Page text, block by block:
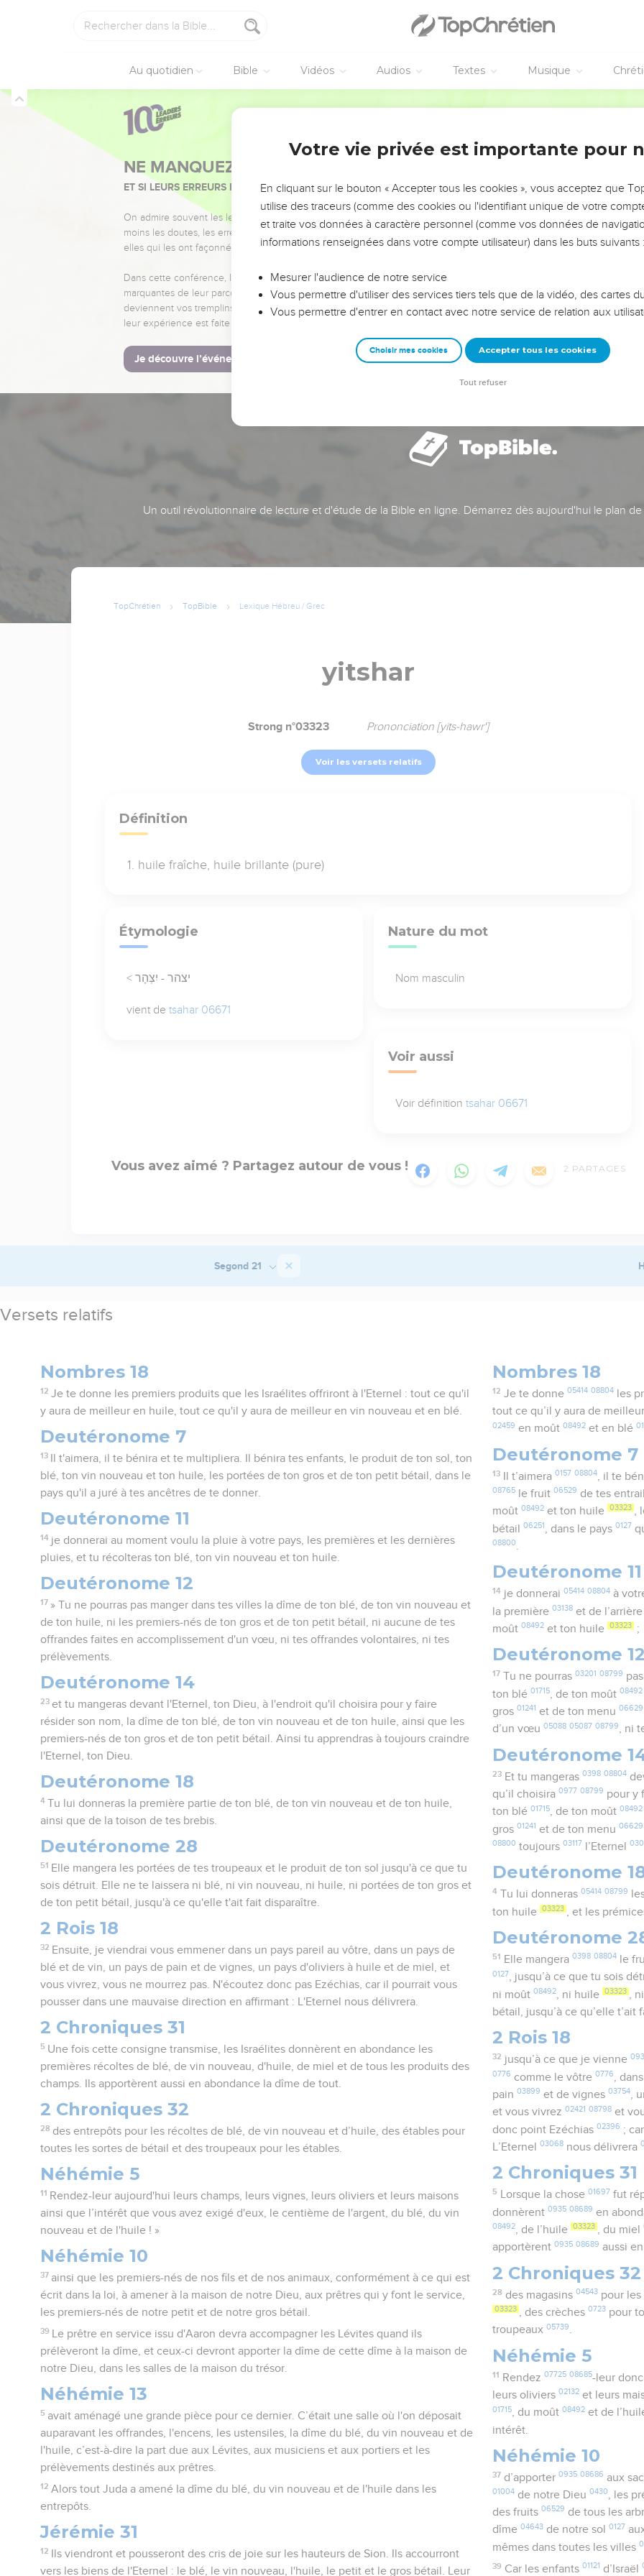
Au quotidien Bible Vidéos Audios Textes Musique
NE MANQUEZ PAS L’ÉVÉNEMENT DE L’ANNÉE !
ET SI LEURS ERREURS POUVAIENT VOUS ÉVITER LES VOTRES ?
On admire souvent les leaders pour leurs réussites, leur impact, leur foi ou leur vision. Mais on voit
moins les doutes, les erreurs et les saisons difficiles qu'ils ont traversés, alors même que ce sont
elles qui les ont façonnés.
Dans cette conférence, leaders, entrepreneurs, et responsables reviennent sur les erreurs
marquantes de leur parcours et les clés pour avancer avec plus de sagesse afin que leurs erreurs
deviennent vos tremplins. Que vous guidiez un ministère, une équipe, un groupe ou une famille,
leur expérience est faite pour vous.
Je découvre l’événement
Un outil révolutionnaire de lecture et d'étude de la Bible en ligne. Démarrez dès aujourd'hui le plan
TopChrétien TopBible Lexique Hébreu / Grec
yitshar
Strong n°03323 Prononciation [yits-hawr']
Voir les versets relatifs
Définition
huile fraîche, huile brillante (pure)
Étymologie
< יצהר - יִצְהָר
vient de tsahar 06671
Nature du mot
Nom masculin
Voir aussi
Voir définition tsahar 06671
Vous avez aimé ? Partagez autour de vous ! 2 PARTAGES
Segond 21
Versets relatifs
Nombres 18
12 Je te donne les premiers produits que les Israélites offriront à l'Eternel : tout ce qu'il
y aura de meilleur en huile, tout ce qu'il y aura de meilleur en vin nouveau et en blé.
Deutéronome 7
13
Il t'aimera, il te bénira et te multipliera. Il bénira tes enfants, le produit de ton sol, ton
blé, ton vin nouveau et ton huile, les portées de ton gros et de ton petit bétail, dans le
pays qu'il a juré à tes ancêtres de te donner.
Deutéronome 11
14 je donnerai au moment voulu la pluie à votre pays, les premières et les dernières
pluies, et tu récolteras ton blé, ton vin nouveau et ton huile.
Deutéronome 12
17 » Tu ne pourras pas manger dans tes villes la dîme de ton blé, de ton vin nouveau et
de ton huile, ni les premiers-nés de ton gros et de ton petit bétail, ni aucune de tes
offrandes faites en accomplissement d'un vœu, ni tes offrandes volontaires, ni tes
prélèvements.
Deutéronome 14
23 et tu mangeras devant l'Eternel, ton Dieu, à l'endroit qu'il choisira pour y faire
résider son nom, la dîme de ton blé, de ton vin nouveau et de ton huile, ainsi que les
premiers-nés de ton gros et de ton petit bétail. Ainsi tu apprendras à toujours craindre
l'Eternel, ton Dieu.
Deutéronome 18
4 Tu lui donneras la première partie de ton blé, de ton vin nouveau et de ton huile,
ainsi que de la toison de tes brebis.
Deutéronome 28
51 Elle mangera les portées de tes troupeaux et le produit de ton sol jusqu'à ce que tu
sois détruit. Elle ne te laissera ni blé, ni vin nouveau, ni huile, ni portées de ton gros et
de ton petit bétail, jusqu'à ce qu'elle t'ait fait disparaître.
2 Rois 18
32 Ensuite, je viendrai vous emmener dans un pays pareil au vôtre, dans un pays de
blé et de vin, un pays de pain et de vignes, un pays d'oliviers à huile et de miel, et
vous vivrez, vous ne mourrez pas. N'écoutez donc pas Ezéchias, car il pourrait vous
pousser dans une mauvaise direction en affirmant : L'Eternel nous délivrera.
2 Chroniques 31
5 Une fois cette consigne transmise, les Israélites donnèrent en abondance les
premières récoltes de blé, de vin nouveau, d'huile, de miel et de tous les produits des
champs. Ils apportèrent aussi en abondance la dîme de tout.
2 Chroniques 32
28 des entrepôts pour les récoltes de blé, de vin nouveau et d’huile, des étables pour
toutes les sortes de bétail et des troupeaux pour les étables.
Néhémie 5
11 Rendez-leur aujourd'hui leurs champs, leurs vignes, leurs oliviers et leurs maisons
ainsi que l’intérêt que vous avez exigé d'eux, le centième de l'argent, du blé, du vin
nouveau et de l'huile ! »
Néhémie 10
37 ainsi que les premiers-nés de nos fils et de nos animaux, conformément à ce qui est
écrit dans la loi, à amener à la maison de notre Dieu, aux prêtres qui y font le service,
les premiers-nés de notre petit et de notre gros bétail.
39
Le prêtre en service issu d'Aaron devra accompagner les Lévites quand ils
prélèveront la dîme, et ceux-ci devront apporter la dîme de cette dîme à la maison de
notre Dieu, dans les salles de la maison du trésor.
Néhémie 13
5 avait aménagé une grande pièce pour ce dernier. C’était une salle où l'on déposait
auparavant les offrandes, l'encens, les ustensiles, la dîme du blé, du vin nouveau et de
l'huile, c’est-à-dire la part due aux Lévites, aux musiciens et aux portiers et les
prélèvements destinés aux prêtres.
12 Alors tout Juda a amené la dîme du blé, du vin nouveau et de l'huile dans les
entrepôts.
Jérémie 31
12
Ils viendront et pousseront des cris de joie sur les hauteurs de Sion. Ils accourront
vers les biens de l'Eternel : le blé, le vin nouveau, l'huile, le petit et le gros bétail. Leur
Nombres 18
12 Je te donne 05414 08804les
tout ce qu’il y aura de
02459 en moût08492 et en blé
Deutéronome 7
13 Il t’aimera 0157 08804, il te
08765 le fruit06529 de tes
moût08492 et ton huile 03323 ,
bétail06251 , dans le pays0127
08800.
Deutéronome 11
14 je donnerai 05414 08804à
la première03138 et de
moût08492 et ton huile 03323 ;
Deutéronome 12
17 Tu ne pourras 03201 08799
ton blé01715 , de ton moût08492
gros01241 et de ton menu06629
d’un vœu05088 05087 08799, ni
Deutéronome
23 Et tu mangeras 0398 08804
qu’il choisira0977 08799 pour y
ton blé01715, de ton moût08492
gros01241 et de ton menu06629
08800 toujours03117 l’Eternel
Deutéronome
4 Tu lui donneras 05414 08799
ton huile 03323 , et les
Deutéronome
51 Elle mangera 0398 08804le
0127, jusqu’à ce que tu sois
ni moût08492 , ni huile 03323 ,
bétail, jusqu’à ce qu’elle t’ait
2 Rois 18
32 jusqu’à ce que je vienne
0776 comme le vôtre0776 ,
pain03899 et de vignes03754,
et vous vivrez02421 08798 et
donc point Ezéchias02396 ;
L’Eternel03068 nous délivrera
2 Chroniques 31
5 Lorsque la chose 01697 fut
donnèrent0935 08689 en
08492, de l’huile 03323 , du miel
apportèrent0935 08689 aussi
2 Chroniques 32
28 des magasins 04543pour les
03323 , des crèches0723 pour
troupeaux05739.
Néhémie 5
11 Rendez 07725 08685-leur
leurs oliviers02132 et leurs
01715, du moût08492 et de
intérêt.
Néhémie 10
37 d’apporter 0935 08686 aux
01004 de notre Dieu0430 , les
des fruits06529 de tous les
dîme04643 de notre sol0127
mêmes dans toutes les villes
39 Car les enfants 01121 d’Israël
Votre vie privée est importante pour
En cliquant sur le bouton « Accepter tous les cookies », vous acceptez que
utilise des traceurs (comme des cookies ou l'identifiant unique de votre
et traite vos données à caractère personnel (comme vos données de
informations renseignées dans votre compte utilisateur) dans les buts suivants :
Mesurer l'audience de notre service
Vous permettre d'utiliser des services tiers tels que de la vidéo, des cartes
Vous permettre d'entrer en contact avec notre service de relation aux
Choisir mes cookies Accepter tous les cookies
Tout refuser